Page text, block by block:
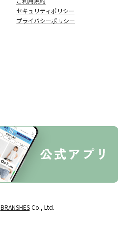
セキュリティポリシー
プライバシーポリシー
BRANSHESCo., Ltd.